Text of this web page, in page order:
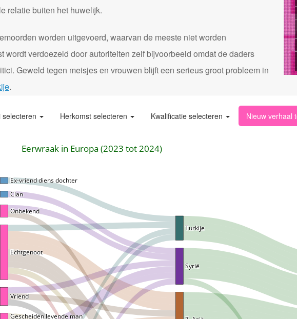
relatie buiten het huwelijk.
worden uitgevoerd, waarvan de meeste niet worden
verdoezeld door autoriteiten zelf bijvoorbeeld omdat de daders
Geweld tegen meisjes en vrouwen blijft een serieus groot probleem in
.